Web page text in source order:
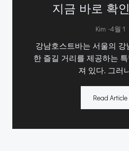
지금 바로 확
Kim -4월 1
강남호스트바는 서울의
한 즐길 거리를 제공하는
져 있다. 그러
Read Article